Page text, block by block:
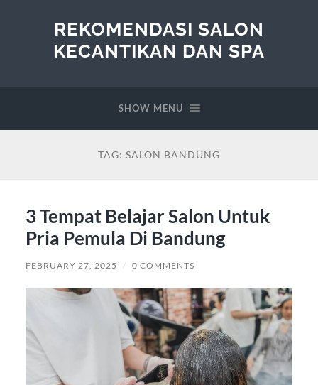
REKOMENDASI SALON
KECANTIKAN DAN SPA
SHOW MENU
TAG: SALON BANDUNG
3 Tempat Belajar Salon Untuk
Pria Pemula Di Bandung
FEBRUARY 27, 2025 / 0 COMMENTS